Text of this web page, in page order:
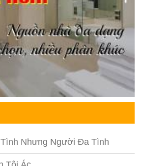
Nhưng Người Đa Tình